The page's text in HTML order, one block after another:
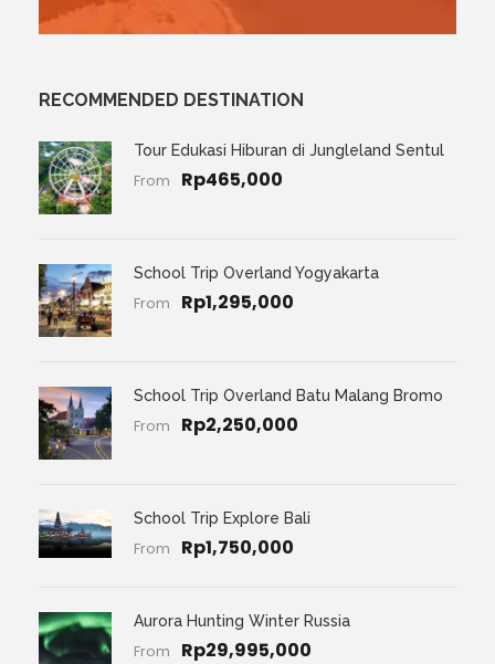
RECOMMENDED DESTINATION
Tour Edukasi Hiburan di Jungleland Sentul
From Rp465,000
School Trip Overland Yogyakarta
From Rp1,295,000
School Trip Overland Batu Malang Bromo
From Rp2,250,000
School Trip Explore Bali
From Rp1,750,000
Aurora Hunting Winter Russia
From Rp29,995,000